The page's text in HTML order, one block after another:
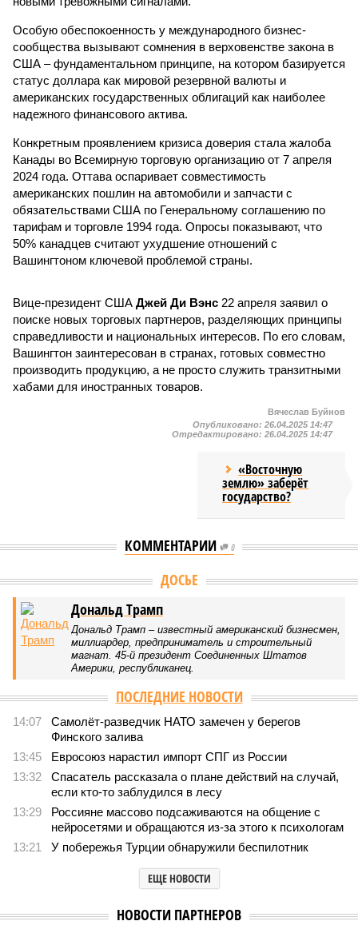
Особую обеспокоенность у международного бизнес-
сообщества вызывают сомнения в верховенстве закона в
США – фундаментальном принципе, на котором базируется
статус доллара как мировой резервной валюты и
американских государственных облигаций как наиболее
надежного финансового актива.
Конкретным проявлением кризиса доверия стала жалоба
Канады во Всемирную торговую организацию от 7 апреля
2024 года. Оттава оспаривает совместимость
американских пошлин на автомобили и запчасти с
обязательствами США по Генеральному соглашению по
тарифам и торговле 1994 года. Опросы показывают, что
50% канадцев считают ухудшение отношений с
Вашингтоном ключевой проблемой страны.
Вице-президент США Джей Ди Вэнс 22 апреля заявил о
поиске новых торговых партнеров, разделяющих принципы
справедливости и национальных интересов. По его словам,
Вашингтон заинтересован в странах, готовых совместно
производить продукцию, а не просто служить транзитными
хабами для иностранных товаров.
Вячеслав Буйнов
Опубликовано: 26.04.2025 14:47
Отредактировано: 26.04.2025 14:47
«Восточную
землю» заберёт
государство?
КОММЕНТАРИИ 0
ДОСЬЕ
Дональд Трамп
Дональд Трамп – известный американский бизнесмен,
миллиардер, предприниматель и строительный
магнат. 45-й президент Соединенных Штатов
Америки, республиканец.
ПОСЛЕДНИЕ НОВОСТИ
14:07
Самолёт-разведчик НАТО замечен у берегов
Финского залива
13:45
Евросоюз нарастил импорт СПГ из России
13:32
Спасатель рассказала о плане действий на случай,
если кто-то заблудился в лесу
13:29
Россияне массово подсаживаются на общение с
нейросетями и обращаются из-за этого к психологам
13:21
У побережья Турции обнаружили беспилотник
ЕЩЕ НОВОСТИ
НОВОСТИ ПАРТНЕРОВ